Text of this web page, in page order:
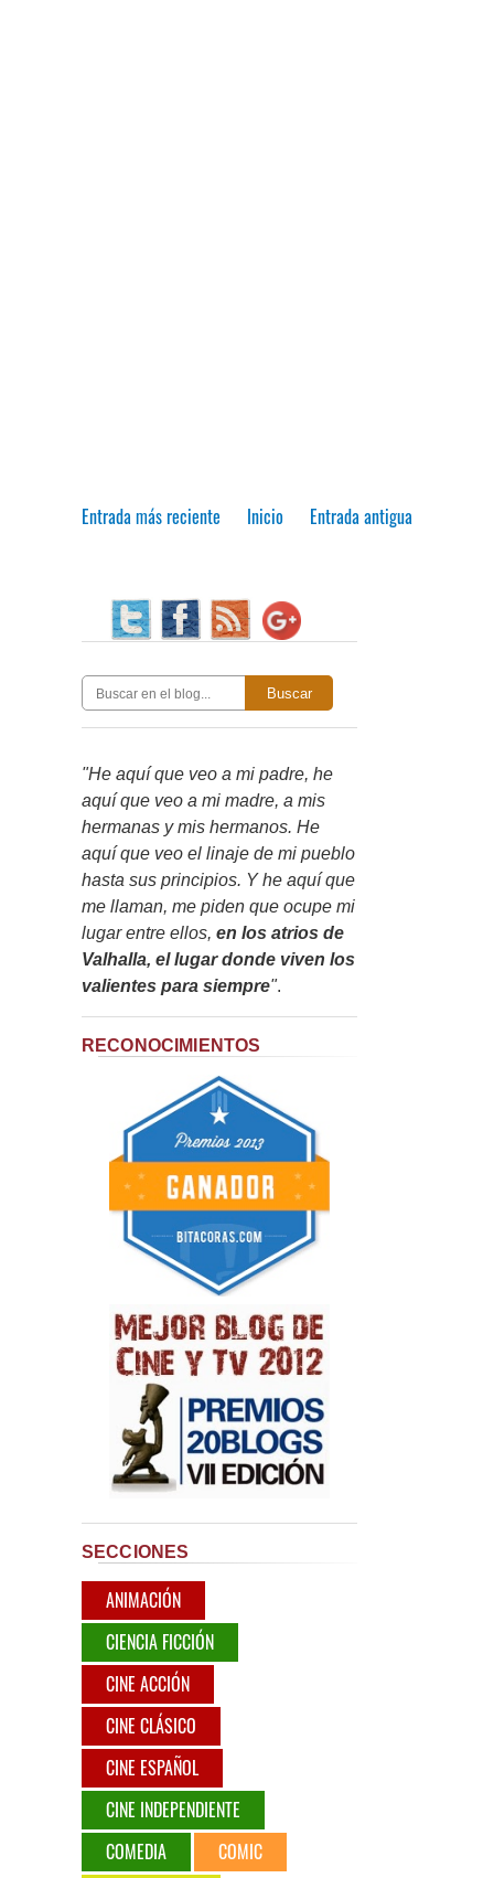
Entrada más reciente Entrada antigua
Inicio
Buscar
"He aquí que veo a mi padre, he
aquí que veo a mi madre, a mis
hermanas y mis hermanos. He
aquí que veo el linaje de mi pueblo
hasta sus principios. Y he aquí que
me llaman, me piden que ocupe mi
lugar entre ellos, en los atrios de
Valhalla, el lugar donde viven los
valientes para siempre".
RECONOCIMIENTOS
SECCIONES
ANIMACIÓN
CIENCIA FICCIÓN
CINE ACCIÓN
CINE CLÁSICO
CINE ESPAÑOL
CINE INDEPENDIENTE
COMEDIA
COMIC